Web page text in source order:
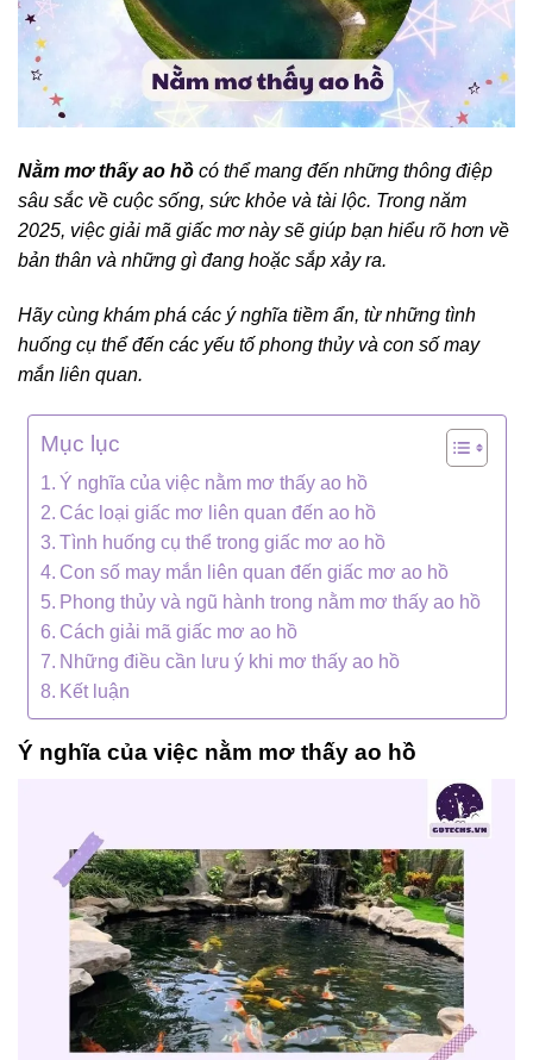
Nằm mơ thấy ao hồ có thể mang đến những thông điệp
sâu sắc về cuộc sống, sức khỏe và tài lộc. Trong năm
2025, việc giải mã giấc mơ này sẽ giúp bạn hiểu rõ hơn về
bản thân và những gì đang hoặc sắp xảy ra.
Hãy cùng khám phá các ý nghĩa tiềm ẩn, từ những tình
huống cụ thể đến các yếu tố phong thủy và con số may
mắn liên quan.
Mục lục
Ý nghĩa của việc nằm mơ thấy ao hồ
Các loại giấc mơ liên quan đến ao hồ
Tình huống cụ thể trong giấc mơ ao hồ
Con số may mắn liên quan đến giấc mơ ao hồ
Phong thủy và ngũ hành trong nằm mơ thấy ao hồ
Cách giải mã giấc mơ ao hồ
Những điều cần lưu ý khi mơ thấy ao hồ
Kết luận
Ý nghĩa của việc nằm mơ thấy ao hồ